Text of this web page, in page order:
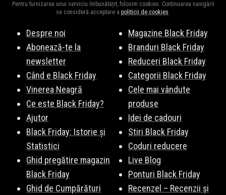
Pentru furnizarea unui serviciu îmbunătățit, folosim cookies. Continuarea navigării
se consideră acceptare a politicii de cookies.
Despre noi
Abonează-te la
newsletter
Când e Black Friday
Vinerea Neagră
Ce este Black Friday?
Ajutor
Black Friday: Istorie și
Statistici
Ghid pregătire magazin
Black Friday
Ghid de Cumpărături
Magazine Black Friday
Branduri Black Friday
Reduceri Black Friday
Categorii Black Friday
Cele mai vândute
produse
Idei de cadouri
Stiri Black Friday
Coduri reducere
Live Blog
Ponturi Black Friday
Recenzel – Recenzii și